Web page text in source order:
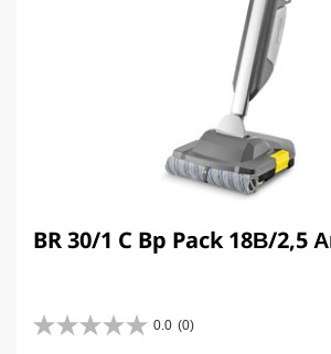
BR 30/1 C Bp Pack 18В/2,5
0.0 (0)
0